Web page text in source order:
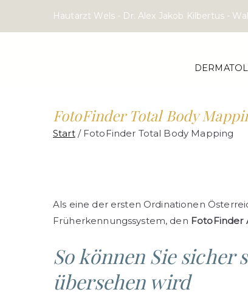
Hautarzt Wels - Dr. Alex Jakob Kilbertus -
FotoFinder Total Body
Start FotoFinder Total Body Mapping
Als eine der ersten Ordinationen
Früherkennungssystem, den FotoFinder
So können Sie sicher
übersehen wird